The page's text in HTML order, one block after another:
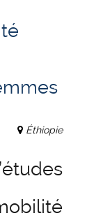
Éthiopie